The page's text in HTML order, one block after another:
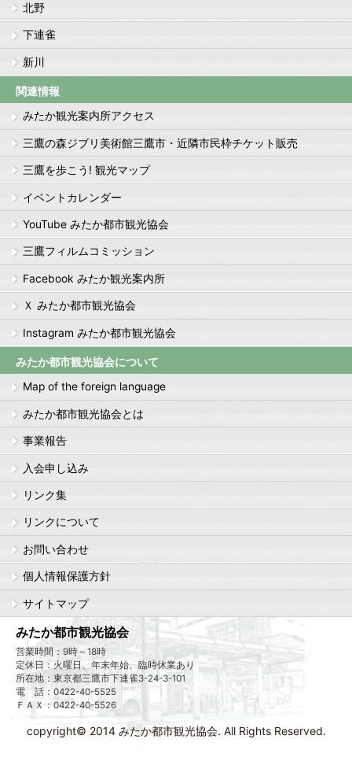
北野
下連雀
新川
関連情報
みたか観光案内所アクセス
三鷹の森ジブリ美術館三鷹市・近隣市民枠チケット販売
三鷹を歩こう! 観光マップ
イベントカレンダー
YouTube みたか都市観光協会
三鷹フィルムコミッション
Facebook みたか観光案内所
Ｘ みたか都市観光協会
Instagram みたか都市観光協会
みたか都市観光協会について
Map of the foreign language
みたか都市観光協会とは
事業報告
入会申し込み
リンク集
リンクについて
お問い合わせ
個人情報保護方針
サイトマップ
みたか都市観光協会
営業時間：9時～18時
定休日：火曜日、年末年始、臨時休業あり
所在地：東京都三鷹市下連雀3-24-3-101
電 話：0422-40-5525
ＦＡＸ：0422-40-5526
copyright© 2014 みたか都市観光協会. All Rights Reserved.